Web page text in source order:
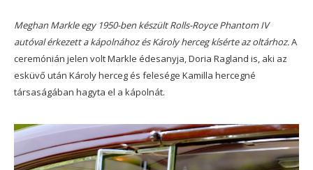
Meghan Markle egy 1950-ben készült Rolls-Royce Phantom IV
autóval érkezett a kápolnához és Károly herceg kísérte az oltárhoz.A
ceremónián jelen volt Markle édesanyja, Doria Ragland is, aki az
esküvő után Károly herceg és felesége Kamilla hercegné
társaságában hagyta el a kápolnát.